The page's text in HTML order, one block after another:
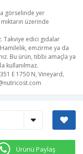
görselinde yer
üzerinde
Takviye edici gıdalar
emzirme ya da
Bu ürün, tıbbi amaçla ya
kullanılmaz.
E 1750 N, Vineyard,
Ürünü Paylaş